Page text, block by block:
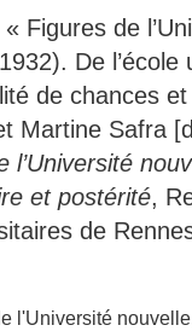
Figures de
De l’école
de chances
Martine Safra
l’Université
et postérité,
de
l'Université